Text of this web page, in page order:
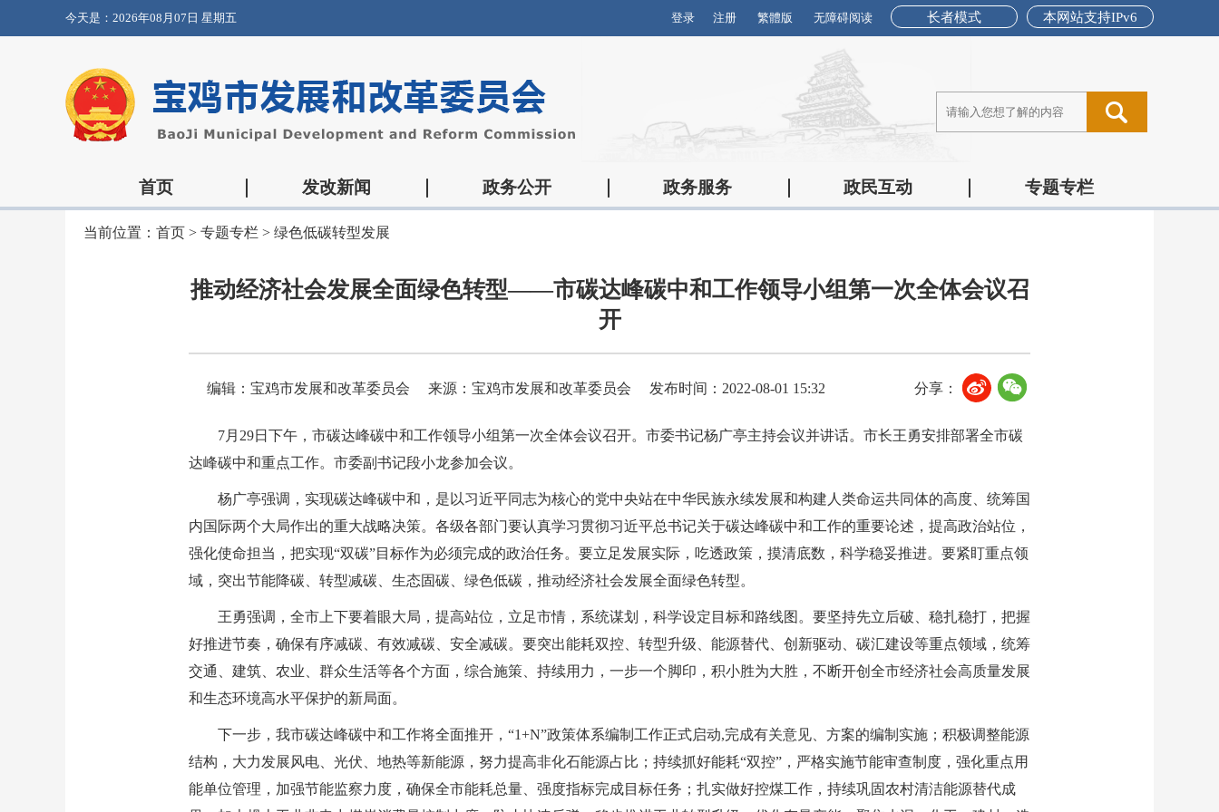
今天是： 2026年08月07日 星期五 本网站支持IPv6
长者模式
登录 注册 繁體版 无障碍阅读
首页 发改新闻 政务公开 政务服务 政民互动 专题专栏
当前位置： 首页 > 专题专栏 > 绿色低碳转型发展
推动经济社会发展全面绿色转型——市碳达峰碳中和工作领导小组第一次全体会议召
开
编辑：宝鸡市发展和改革委员会 来源：宝鸡市发展和改革委员会 发布时间：2022-08-01 15:32 分享：
7月29日下午，市碳达峰碳中和工作领导小组第一次全体会议召开。市委书记杨广亭主持会议并讲话。市长王勇安排部署全市碳
达峰碳中和重点工作。市委副书记段小龙参加会议。
杨广亭强调，实现碳达峰碳中和，是以习近平同志为核心的党中央站在中华民族永续发展和构建人类命运共同体的高度、统筹国
内国际两个大局作出的重大战略决策。各级各部门要认真学习贯彻习近平总书记关于碳达峰碳中和工作的重要论述，提高政治站位，
强化使命担当，把实现“双碳”目标作为必须完成的政治任务。要立足发展实际，吃透政策，摸清底数，科学稳妥推进。要紧盯重点领
域，突出节能降碳、转型减碳、生态固碳、绿色低碳，推动经济社会发展全面绿色转型。
王勇强调，全市上下要着眼大局，提高站位，立足市情，系统谋划，科学设定目标和路线图。要坚持先立后破、稳扎稳打，把握
好推进节奏，确保有序减碳、有效减碳、安全减碳。要突出能耗双控、转型升级、能源替代、创新驱动、碳汇建设等重点领域，统筹
交通、建筑、农业、群众生活等各个方面，综合施策、持续用力，一步一个脚印，积小胜为大胜，不断开创全市经济社会高质量发展
和生态环境高水平保护的新局面。
下一步，我市碳达峰碳中和工作将全面推开，“1+N”政策体系编制工作正式启动,完成有关意见、方案的编制实施；积极调整能源
结构，大力发展风电、光伏、地热等新能源，努力提高非化石能源占比；持续抓好能耗“双控”，严格实施节能审查制度，强化重点用
能单位管理，加强节能监察力度，确保全市能耗总量、强度指标完成目标任务；扎实做好控煤工作，持续巩固农村清洁能源替代成